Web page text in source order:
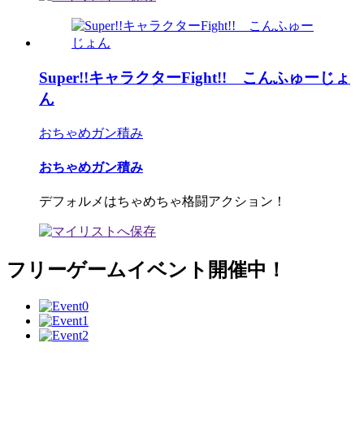
Super!!キャラクターFight!! こんふゅーじょ
ん
おちゃめガン積み
おちゃめガン積み
デフォルメはちゃめちゃ格闘アクション！
フリーゲームイベント開催中！